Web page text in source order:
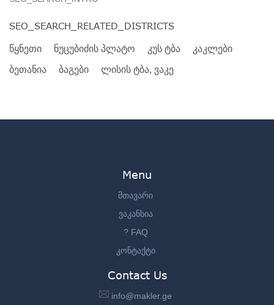
SEO_SEARCH_RELATED_DISTRICTS
წყნეთი ნუცუბიძის პლატო კუს ტბა
კაკლები
ბეთანია
ბაგები ლისის ტბა, ვაკე
Menu
მთავარი
ვაკანსია
? FAQ
კონტაქტი
Contact Us
info@makler.ge